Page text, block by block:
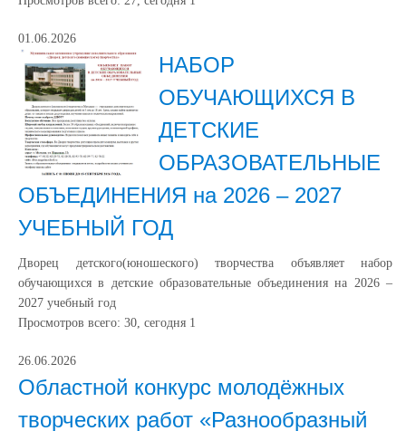
01.06.2026
НАБОР
ОБУЧАЮЩИХСЯ В
ДЕТСКИЕ
ОБРАЗОВАТЕЛЬНЫЕ
ОБЪЕДИНЕНИЯ на 2026 – 2027
УЧЕБНЫЙ ГОД
Дворец детского(юношеского) творчества объявляет набор
обучающихся в детские образовательные объединения на 2026 –
2027 учебный год
Просмотров всего: 30, сегодня 1
26.06.2026
Областной конкурс молодёжных
творческих работ «Разнообразный